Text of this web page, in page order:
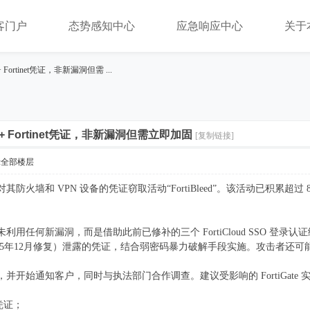
门户 态势感知中心 应急响应中心 关于
Fortinet凭证，非新漏洞但需 ...
Fortinet凭证，非新漏洞但需立即加固 [复制链接]
部楼层
其防火墙和 VPN 设备的凭证窃取活动“FortiBleed”。该活动已积累超过
用任何新漏洞，而是借助此前已修补的三个 FortiCloud SSO 登录认
年12月修复）泄露的凭证，结合弱密码暴力破解手段实施。攻击者还
并开始通知客户，同时与执法部门合作调查。建议受影响的 FortiGate
；